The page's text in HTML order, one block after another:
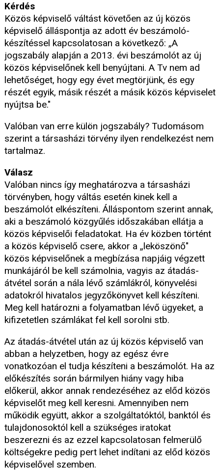
Kérdés
Közös képviselő váltást követően az új közös
képviselő álláspontja az adott év beszámoló-
készítéssel kapcsolatosan a következő: „A
jogszabály alapján a 2013. évi beszámolót az új
közös képviselőnek kell benyújtani. A Tv nem ad
lehetőséget, hogy egy évet megtörjünk, és egy
részét egyik, másik részét a másik közös képviselet
nyújtsa be."
Valóban van erre külön jogszabály? Tudomásom
szerint a társasházi törvény ilyen rendelkezést nem
tartalmaz.
Válasz
Valóban nincs így meghatározva a társasházi
törvényben, hogy váltás esetén kinek kell a
beszámolót elkészíteni. Álláspontom szerint annak,
aki a beszámoló közgyűlés időszakában ellátja a
közös képviselői feladatokat. Ha év közben történt
a közös képviselő csere, akkor a „leköszönő"
közös képviselőnek a megbízása napjáig végzett
munkájáról be kell számolnia, vagyis az átadás-
átvétel során a nála lévő számlákról, könyvelési
adatokról hivatalos jegyzőkönyvet kell készíteni.
Meg kell határozni a folyamatban lévő ügyeket, a
kifizetetlen számlákat fel kell sorolni stb.
Az átadás-átvétel után az új közös képviselő van
abban a helyzetben, hogy az egész évre
vonatkozóan el tudja készíteni a beszámolót. Ha az
előkészítés során bármilyen hiány vagy hiba
előkerül, akkor annak rendezéséhez az előd közös
képviselőt meg kell keresni. Amennyiben nem
működik együtt, akkor a szolgáltatóktól, banktól és
tulajdonosoktól kell a szükséges iratokat
beszerezni és az ezzel kapcsolatosan felmerülő
költségekre pedig pert lehet indítani az előd közös
képviselővel szemben.